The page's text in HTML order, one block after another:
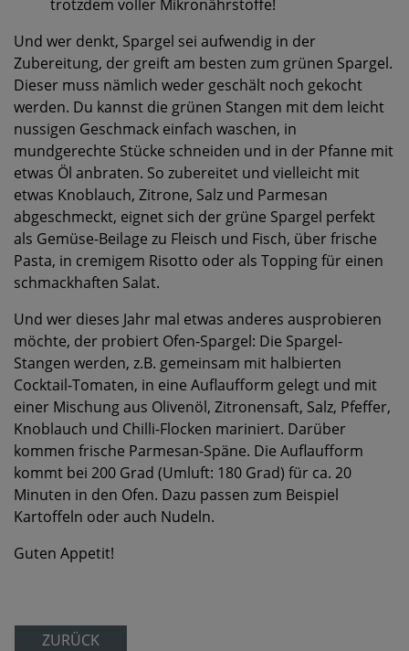
trotzdem voller Mikronährstoffe!
Und wer denkt, Spargel sei aufwendig in der
Zubereitung, der greift am besten zum grünen Spargel.
Dieser muss nämlich weder geschält noch gekocht
werden. Du kannst die grünen Stangen mit dem leicht
nussigen Geschmack einfach waschen, in
mundgerechte Stücke schneiden und in der Pfanne mit
etwas Öl anbraten. So zubereitet und vielleicht mit
etwas Knoblauch, Zitrone, Salz und Parmesan
abgeschmeckt, eignet sich der grüne Spargel perfekt
als Gemüse-Beilage zu Fleisch und Fisch, über frische
Pasta, in cremigem Risotto oder als Topping für einen
schmackhaften Salat.
Und wer dieses Jahr mal etwas anderes ausprobieren
möchte, der probiert Ofen-Spargel: Die Spargel-
Stangen werden, z.B. gemeinsam mit halbierten
Cocktail-Tomaten, in eine Auflaufform gelegt und mit
einer Mischung aus Olivenöl, Zitronensaft, Salz, Pfeffer,
Knoblauch und Chilli-Flocken mariniert. Darüber
kommen frische Parmesan-Späne. Die Auflaufform
kommt bei 200 Grad (Umluft: 180 Grad) für ca. 20
Minuten in den Ofen. Dazu passen zum Beispiel
Kartoffeln oder auch Nudeln.
Guten Appetit!
ZURÜCK